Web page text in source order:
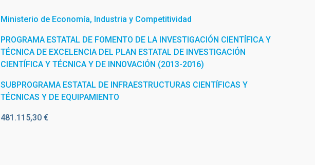
Ministerio de Economía, Industria y Competitividad
PROGRAMA ESTATAL DE FOMENTO DE LA INVESTIGACIÓN CIENTÍFICA Y
TÉCNICA DE EXCELENCIA DEL PLAN ESTATAL DE INVESTIGACIÓN
CIENTÍFICA Y TÉCNICA Y DE INNOVACIÓN (2013-2016)
SUBPROGRAMA ESTATAL DE INFRAESTRUCTURAS CIENTÍFICAS Y
TÉCNICAS Y DE EQUIPAMIENTO
481.115,30 €